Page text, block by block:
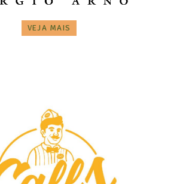
VEJA MAIS